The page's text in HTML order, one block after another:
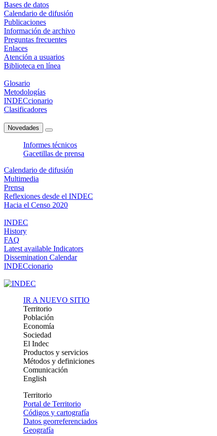
Bases de datos
Calendario de difusión
Publicaciones
Información de archivo
Preguntas frecuentes
Enlaces
Atención a usuarios
Biblioteca en línea
Glosario
Metodologías
INDECcionario
Clasificadores
Novedades
Informes técnicos
Gacetillas de prensa
Calendario de difusión
Multimedia
Prensa
Reflexiones desde el INDEC
Hacia el Censo 2020
INDEC
History
FAQ
Latest available Indicators
Dissemination Calendar
INDECcionario
IR A NUEVO SITIO
Territorio
Población
Economía
Sociedad
El Indec
Productos y servicios
Métodos y definiciones
Comunicación
English
Territorio
Portal de Territorio
Códigos y cartografía
Datos georreferenciados
Geografía